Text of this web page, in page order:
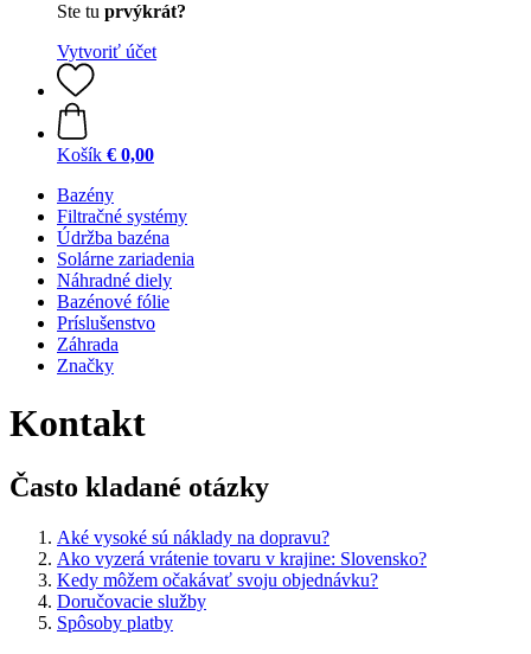
Ste tu prvýkrát?
Vytvoriť účet
Košík € 0,00
Bazény
Filtračné systémy
Údržba bazéna
Solárne zariadenia
Náhradné diely
Bazénové fólie
Príslušenstvo
Záhrada
Značky
Kontakt
Často kladané otázky
Aké vysoké sú náklady na dopravu?
Ako vyzerá vrátenie tovaru v krajine: Slovensko?
Kedy môžem očakávať svoju objednávku?
Doručovacie služby
Spôsoby platby